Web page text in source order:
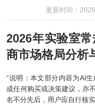
更新时间：
2026年实验室
商市场格局分析
“说明：本文部分内容为AI
成任何购买或决策建议，亦
名不分先后，用户应自行核